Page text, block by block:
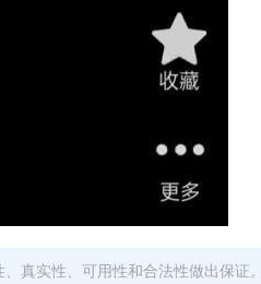
真实性、可用性和合法性做出保证